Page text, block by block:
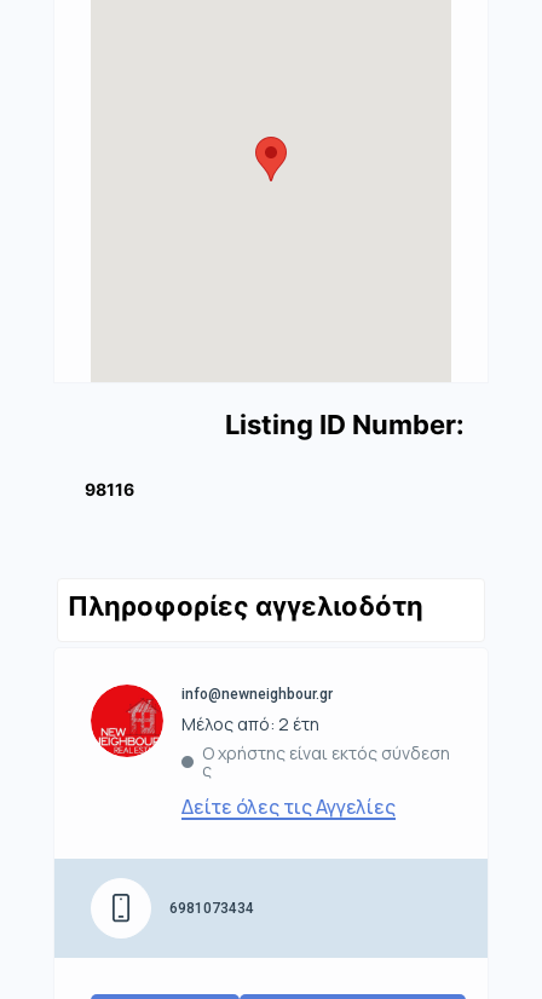
Listing ID Number:
98116
Πληροφορίες αγγελιοδότη
info@newneighbour.gr
Μέλος από: 2 έτη
Ο χρήστης είναι εκτός σύνδεση
ς
Δείτε όλες τις Αγγελίες
6981073434